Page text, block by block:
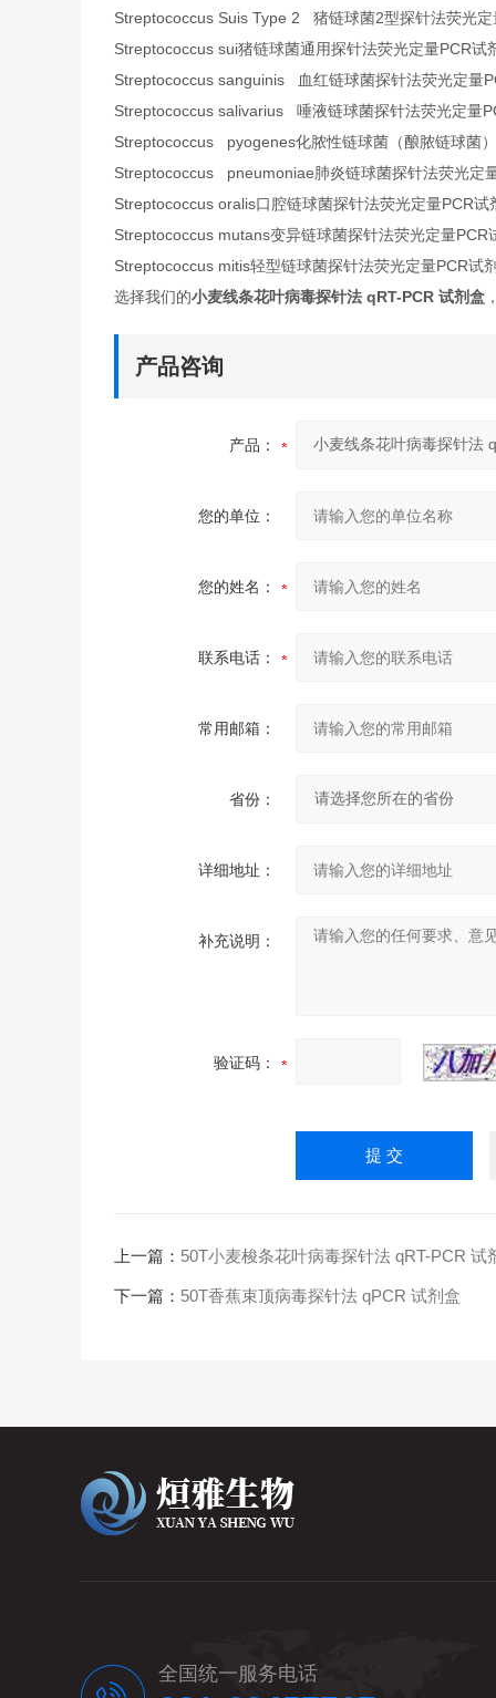
Streptococcus Suis Type 2 猪链球菌2型探针法荧光定
Streptococcus sui猪链球菌通用探针法荧光定量PCR试
Streptococcus sanguinis 血红链球菌探针法荧光定量
Streptococcus salivarius 唾液链球菌探针法荧光定量
Streptococcus pyogenes化脓性链球菌（酿脓链球菌
Streptococcus pneumoniae肺炎链球菌探针法荧光定
Streptococcus oralis口腔链球菌探针法荧光定量PCR试
Streptococcus mutans变异链球菌探针法荧光定量PCR
Streptococcus mitis轻型链球菌探针法荧光定量PCR试
选择我们的小麦线条花叶病毒探针法 qRT-PCR 试剂盒
产品咨询
产品：
您的单位：
您的姓名：
联系电话：
常用邮箱：
省份：
详细地址：
补充说明：
验证码：
上一篇： 50T小麦梭条花叶病毒探针法 qRT-PCR 试
下一篇： 50T香蕉束顶病毒探针法 qPCR 试剂盒
全国统一服务电话